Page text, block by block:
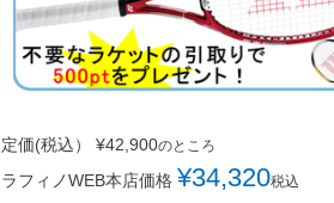
定価(税込） ¥42,900のところ
ラフィノWEB本店価格 ¥34,320税込